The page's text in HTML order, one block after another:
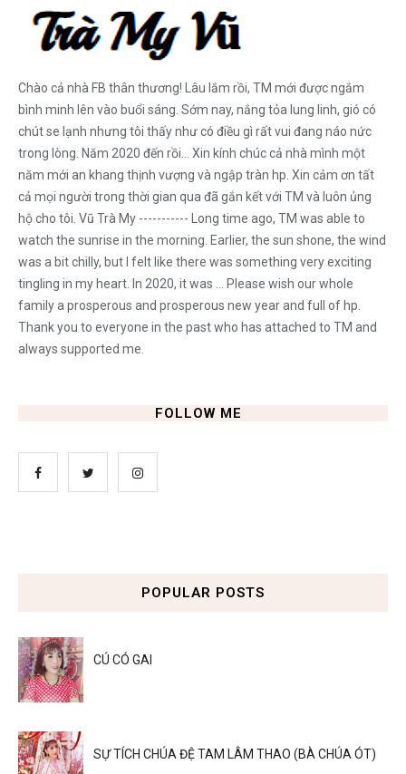
Chào cả nhà FB thân thương! Lâu lắm rồi, TM mới được ngắm
bình minh lên vào buổi sáng. Sớm nay, nắng tỏa lung linh, gió có
chút se lạnh nhưng tôi thấy như có điều gì rất vui đang náo nức
trong lòng. Năm 2020 đến rồi... Xin kính chúc cả nhà mình một
năm mới an khang thịnh vượng và ngập tràn hp. Xin cảm ơn tất
cả mọi người trong thời gian qua đã gắn kết với TM và luôn ủng
hộ cho tôi. Vũ Trà My ----------- Long time ago, TM was able to
watch the sunrise in the morning. Earlier, the sun shone, the wind
was a bit chilly, but I felt like there was something very exciting
tingling in my heart. In 2020, it was ... Please wish our whole
family a prosperous and prosperous new year and full of hp.
Thank you to everyone in the past who has attached to TM and
always supported me.
FOLLOW ME
POPULAR POSTS
CÚ CÓ GAI
SỰ TÍCH CHÚA ĐỆ TAM LÂM THAO (BÀ CHÚA ÓT)